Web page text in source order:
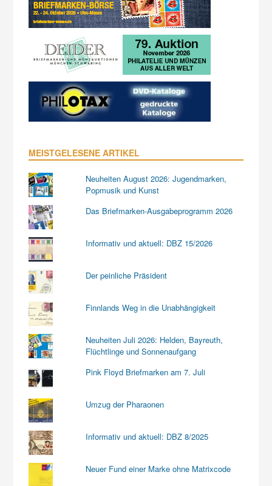
MEISTGELESENE ARTIKEL
Neuheiten August 2026: Jugendmarken,
Popmusik und Kunst
Das Briefmarken-Ausgabeprogramm 2026
Informativ und aktuell: DBZ 15/2026
Der peinliche Präsident
Finnlands Weg in die Unabhängigkeit
Neuheiten Juli 2026: Helden, Bayreuth,
Flüchtlinge und Sonnenaufgang
Pink Floyd Briefmarken am 7. Juli
Umzug der Pharaonen
Informativ und aktuell: DBZ 8/2025
Neuer Fund einer Marke ohne Matrixcode